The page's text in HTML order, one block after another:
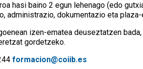
hasi baino 2 egun lehenago (edo
administrazio, dokumentazio eta
izen-ematea deuseztatzen
gordetzeko.
formacion@coiib.es